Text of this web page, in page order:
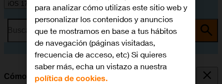
iOS 17
Busca por problema o tema
Cómo actualizar el software del móvil
para analizar cómo utilizas este sitio web y
personalizar los contenidos y anuncios
que te mostramos en base a tus hábitos
de navegación (páginas visitadas,
frecuencia de acceso, etc) Si quieres
saber más, echa un vistazo a nuestra
política de cookies.